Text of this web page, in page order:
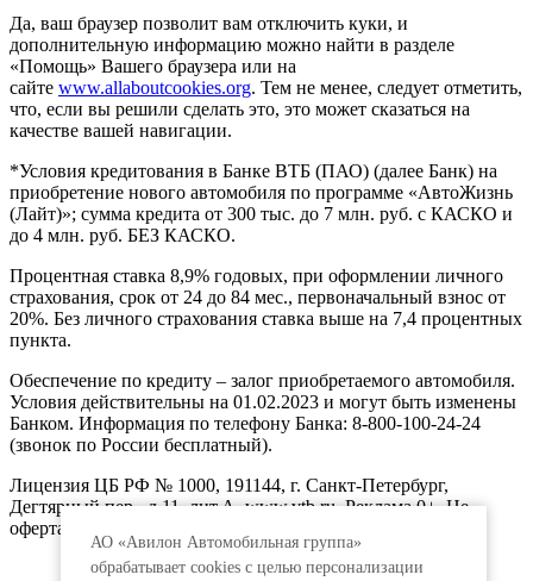
АО «Авилон Автомобильная группа»
обрабатывает cookies с целью персонализации
Да, ваш браузер позволит вам отключить куки, и
дополнительную информацию можно найти в разделе
«Помощь» Вашего браузера или на
сайте www.allaboutcookies.org. Тем не менее, следует отметить,
что, если вы решили сделать это, это может сказаться на
качестве вашей навигации.
*Условия кредитования в Банке ВТБ (ПАО) (далее Банк) на
приобретение нового автомобиля по программе «АвтоЖизнь
(Лайт)»; сумма кредита от 300 тыс. до 7 млн. руб. с КАСКО и
до 4 млн. руб. БЕЗ КАСКО.
Процентная ставка 8,9% годовых, при оформлении личного
страхования, срок от 24 до 84 мес., первоначальный взнос от
20%. Без личного страхования ставка выше на 7,4 процентных
пункта.
Обеспечение по кредиту – залог приобретаемого автомобиля.
Условия действительны на 01.02.2023 и могут быть изменены
Банком. Информация по телефону Банка: 8-800-100-24-24
(звонок по России бесплатный).
Лицензия ЦБ РФ № 1000, 191144, г. Санкт-Петербург,
Дегтярный пер., д.11, лит.А. www.vtb.ru. Реклама 0+. Не
оферта.